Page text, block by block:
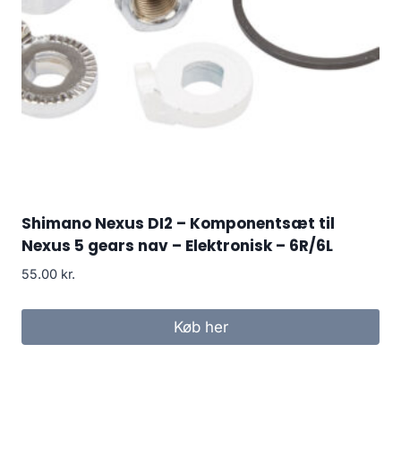
Shimano Nexus DI2 – Komponentsæt til
Nexus 5 gears nav – Elektronisk – 6R/6L
55.00 kr.
Køb her